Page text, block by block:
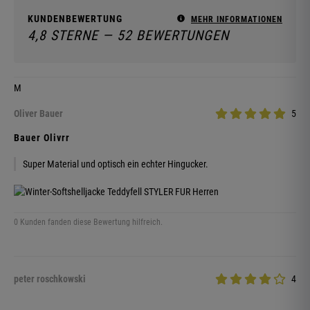
KUNDENBEWERTUNG MEHR INFORMATIONEN
4,8 STERNE — 52 BEWERTUNGEN
M
Oliver Bauer 5
Bauer Olivrr
Super Material und optisch ein echter Hingucker.
0 Kunden fanden diese Bewertung hilfreich.
peter roschkowski 4